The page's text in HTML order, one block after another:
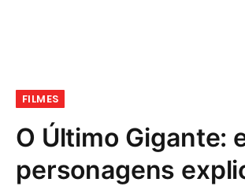
FILMES
O Último Gigante:
personagens